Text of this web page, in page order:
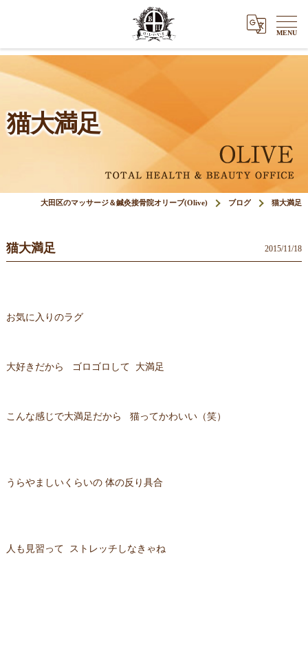
猫大満足
大田区のマッサージ＆鍼灸接骨院オリーブ(Olive) ブログ 猫大満足
猫大満足 2015/11/18
お気に入りのラグ
大好きだから ゴロゴロして 大満足
こんな感じで大満足だから 猫ってかわいい（笑）
うらやましいくらいの 体の反り具合
人も見習って ストレッチしなきゃね